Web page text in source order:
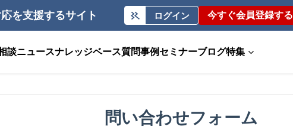
を支援するサイト ログイン 今すぐ会員登録する
談ニュースナレッジベース質問事例 セミナーブログ特集